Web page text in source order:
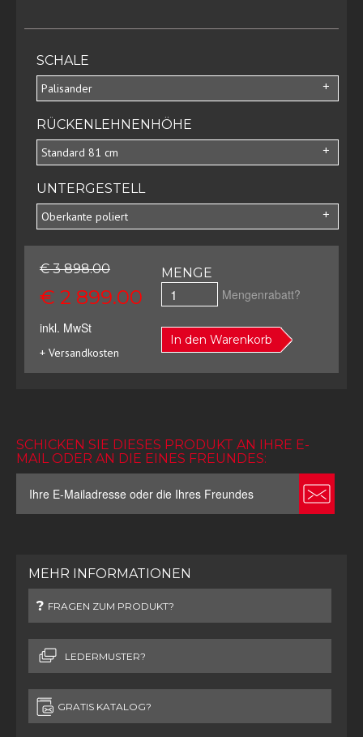
SCHALE
Palisander
RÜCKENLEHNENHÖHE
Standard 81 cm
UNTERGESTELL
Oberkante poliert
€ 3 898.00
€ 2 899.00
inkl. MwSt
+ Versandkosten
MENGE
Mengenrabatt?
In den Warenkorb
SCHICKEN SIE DIESES PRODUKT AN IHRE E-
MAIL ODER AN DIE EINES FREUNDES:
MEHR INFORMATIONEN
FRAGEN ZUM PRODUKT?
LEDERMUSTER?
GRATIS KATALOG?